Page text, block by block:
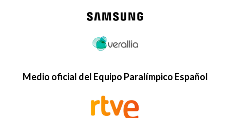
Medio oficial del Equipo Paralímpico Español